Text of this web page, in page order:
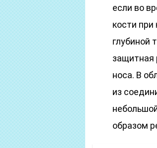
если во
кости при
глубиной
защитная
носа. В
из
образом